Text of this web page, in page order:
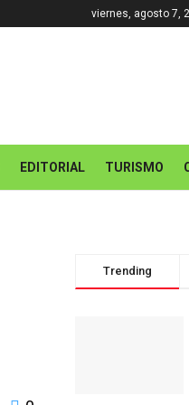
viernes, agosto 7,
EDITORIAL TURISMO
Trending